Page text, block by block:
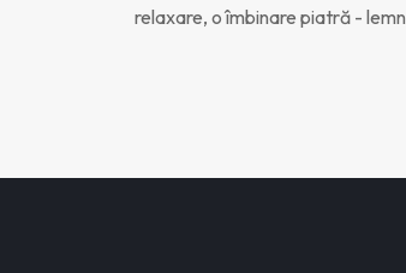
relaxare, o îmbinare piatră - lemn